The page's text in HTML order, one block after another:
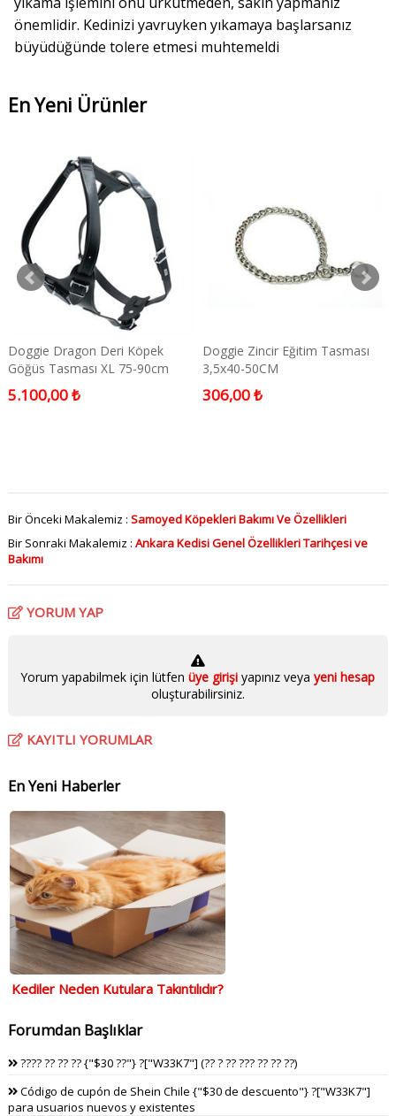
önemlidir. Kedinizi yavruyken yıkamaya başlarsanız
büyüdüğünde tolere etmesi muhtemeldi
En Yeni Ürünler
Doggie Dragon Deri Köpek
Göğüs Tasması XL 75-90cm
5.100,00 ₺
Doggie Zincir Eğitim Tasması
3,5x40-50CM
306,00 ₺
Bir Önceki Makalemiz : Samoyed Köpekleri Bakımı Ve Özellikleri
Bir Sonraki Makalemiz : Ankara Kedisi Genel Özellikleri Tarihçesi ve
Bakımı
YORUM YAP
Yorum yapabilmek için lütfenüye girişiyapınız veya yeni hesap
oluşturabilirsiniz.
KAYITLI YORUMLAR
En Yeni Haberler
Kediler Neden Kutulara Takıntılıdır?
Forumdan Başlıklar
???? ?? ?? ?? {"$30 ??"} ?["W33K7"] (?? ? ?? ??? ?? ?? ??)
Código de cupón de Shein Chile {"$30 de descuento"} ?["W33K7"]
para usuarios nuevos y existentes